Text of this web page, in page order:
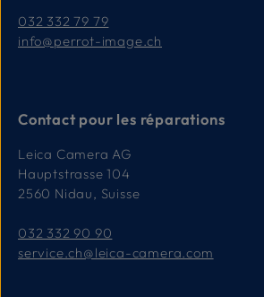
032 332 79 79
info@perrot-image.ch
Contact pour les réparations
Leica Camera AG
Hauptstrasse 104
2560 Nidau, Suisse
032 332 90 90
service.ch@leica-camera.com